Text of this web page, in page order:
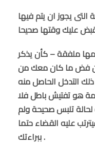
يجوز ان يتم فيها
ملفقة – كأن يذكر
أن فض ما كان معك من
التدخل الحاصل منه
هو تفتيش باطل فلا
لحالة تلبس صحيحة ولم
عليه القضاء حتما
ببراءتك .